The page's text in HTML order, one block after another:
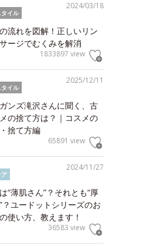
2024/03/18
イル
流れを図解！正しいリン
ージでむくみを解消
1833897 view
2025/12/11
イル
ンズ滝沢さんに聞く、古
の捨て方は？｜コスメの
捨て方編
65891 view
2024/11/27
ア
“薄肌さん”？それとも“厚
？ユードットシリーズのお
使い方、教えます！
36583 view